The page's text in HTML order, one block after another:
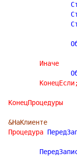
Иначе
КонецЕсли;
КонецПроцедуры
&НаКлиенте
Процедура